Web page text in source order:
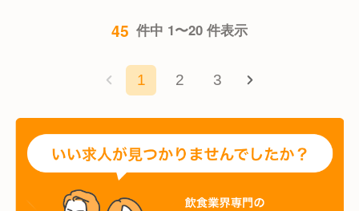
45 件中 1〜20 件表示
1 2 3